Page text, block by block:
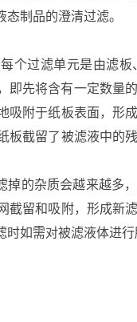
制品的澄清过滤。
个过滤单元是由滤
即先将含有一定数量
附于纸板表面，形
板截留了被滤液中的
掉的杂质会越来越多
留和吸附，形成新
如需对被滤液体进